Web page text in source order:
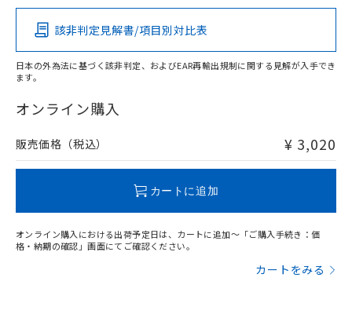
O
在庫等で未対応品が混在する可能性があります。
問い合わせください。
該非判定見解書/項目別対比表
日本の外為法に基づく該非判定、およびEAR再輸出規制に関する見解が入手でき
ます。
オンライン購入
販売価格（税込） ¥ 3,020
カートに追加
オンライン購入における出荷予定日は、カートに追加～「ご購入手続き：価
格・納期の確認」画面にてご確認ください。
カートをみる